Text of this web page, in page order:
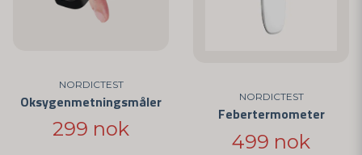
NORDICTEST
Oksygenmetningsmåler
299 nok
NORDICTEST
Febertermometer
499 nok